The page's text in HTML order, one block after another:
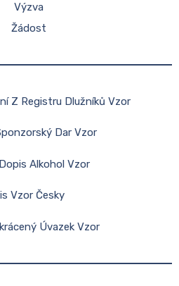
Výzva
Žádost
Z Registru Dlužníků Vzor
Dar Vzor
Alkohol Vzor
Vzor Česky
Úvazek Vzor